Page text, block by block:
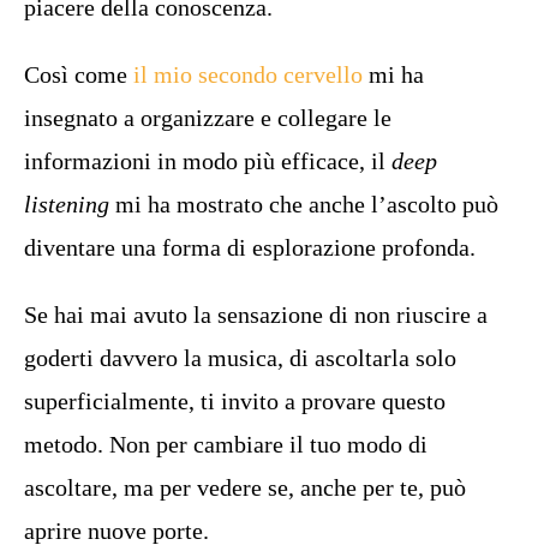
piacere della conoscenza.
Così come il mio secondo cervello mi ha
insegnato a organizzare e collegare le
informazioni in modo più efficace, il deep
listening mi ha mostrato che anche l’ascolto può
diventare una forma di esplorazione profonda.
Se hai mai avuto la sensazione di non riuscire a
goderti davvero la musica, di ascoltarla solo
superficialmente, ti invito a provare questo
metodo. Non per cambiare il tuo modo di
ascoltare, ma per vedere se, anche per te, può
aprire nuove porte.